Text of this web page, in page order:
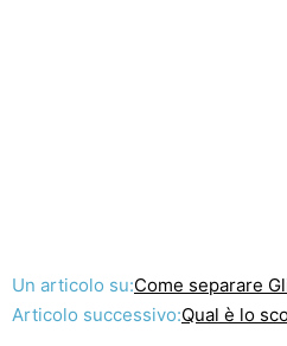
Un articolo su:Come separare
Articolo successivo:Qual è lo scopo di